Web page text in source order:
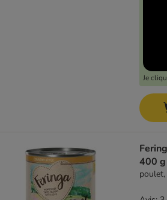
Je
400
poulet,